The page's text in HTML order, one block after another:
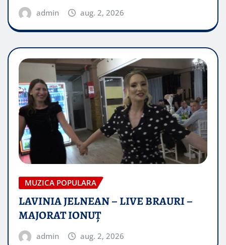
admin aug. 2, 2026
MUZICA POPULARA
LAVINIA JELNEAN – LIVE BRAURI –
MAJORAT IONUŢ
admin aug. 2, 2026